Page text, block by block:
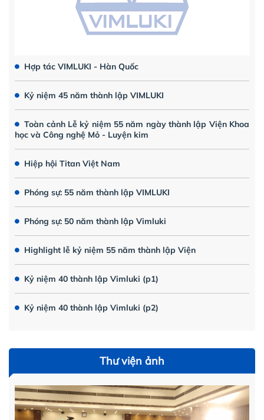
Hợp tác VIMLUKI - Hàn Quốc
Kỷ niệm 45 năm thành lập VIMLUKI
Toàn cảnh Lễ kỷ niệm 55 năm ngày thành lập Viện Khoa
học và Công nghệ Mỏ - Luyện kim
Hiệp hội Titan Việt Nam
Phóng sự: 55 năm thành lập VIMLUKI
Phóng sự: 50 năm thành lập Vimluki
Highlight lễ kỷ niệm 55 năm thành lập Viện
Kỷ niệm 40 thành lập Vimluki (p1)
Kỷ niệm 40 thành lập Vimluki (p2)
Thư viện ảnh